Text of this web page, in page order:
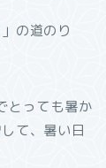
の道のり
とっても暑か
て、暑い日